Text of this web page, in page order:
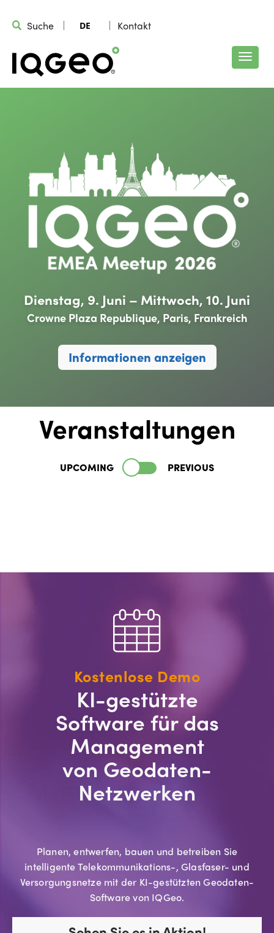
Suche DE Kontakt
Dienstag, 9. Juni – Mittwoch, 10. Juni
Crowne Plaza Republique, Paris, Frankreich
Informationen anzeigen
Veranstaltungen
UPCOMING PREVIOUS
Kostenlose Demo
KI-gestützte
Software für das
Management
von Geodaten-
Netzwerken
Planen, entwerfen, bauen und betreiben Sie
intelligente Telekommunikations-, Glasfaser- und
Versorgungsnetze mit der KI-gestützten Geodaten-
Software von IQGeo.